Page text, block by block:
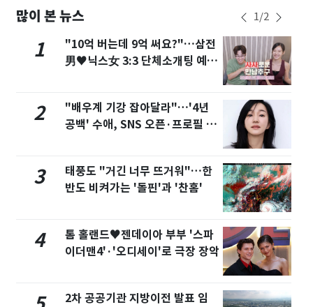
많이 본 뉴스 1/2
1
"10억 버는데 9억 써요?"…삼전
男♥닉스女 3:3 단체소개팅 예능
2
"배우계 기강 잡아달라"…'4년
공백' 수애, SNS 오픈·프로필 공
3
태풍도 "거긴 너무 뜨거워"…한
반도 비켜가는 '돌핀'과 '찬홈'
4
톰 홀랜드♥젠데이아 부부 '스파
이더맨4'·'오디세이'로 극장 장악
2차 공공기관 지방이전 발표 임